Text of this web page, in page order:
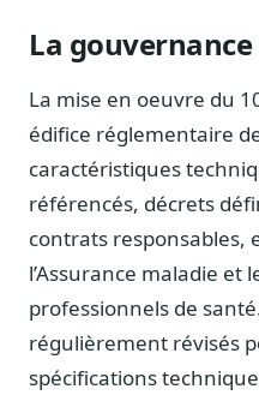
Lexique par thème métier
Sources couvertes
23 flux indexés
Nouveautés produit
Le changelog mensuel
Public Sénat, ONG,
Qui sommes-nous
Méthode, valeurs et équipe
La
La mise en oeuvre du
édifice réglementaire
caractéristiques
référencés, décrets
contrats responsables,
l’Assurance maladie et
professionnels de
régulièrement révisés
spécifications